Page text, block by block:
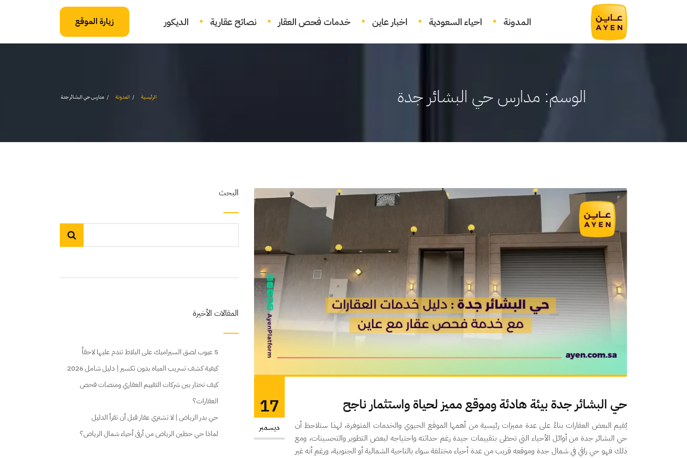
المدونة احياء السعودية اخبار عاين خدمات فحص العقار نصائح عقارية الديكور زيارة الموقع
الوسم: مدارس حي البشائر جدة الرئيسية المدونة مدارس حي البشائر جدة
حي البشائر جدة بيئة هادئة وموقع مميز لحياة واستثمار ناجح
يُقيم البعض العقارات بناءً على عدة مميزات رئيسية من أهمها الموقع الحيوي والخدمات المتوفرة، لهذا ستلاحظ أن
حي البشائر جدة من أوائل الأحياء التي تحظى بتقييمات جيدة رغم حداثته واحتياجه لبعض التطوير والتحسينات، ومع
ذلك فهو حي راقي في شمال جدة وموقعه قريب من عدة أحياء مختلفة سواء بالناحية الشمالية أو الجنوبية، ورغم أنه غير
17
ديسمبر
البحث
المقالات الأخيرة
5 عيوب لصق السيراميك على البلاط تندم عليها لاحقاً
كيفية كشف تسريب المياه بدون تكسير | دليل شامل 2026
كيف تختار بين شركات التقييم العقاري ومنصات فحص
العقارات؟
حي بدر الرياض | لا تشتري عقار قبل أن تقرأ الدليل
لماذا حي حطين الرياض من أرقى أحياء شمال الرياض؟